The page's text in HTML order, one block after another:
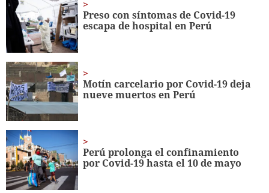
seconds
Preso con síntomas de Covid-19
escapa de hospital en Perú
Motín carcelario por Covid-19 deja
nueve muertos en Perú
Perú prolonga el confinamiento
por Covid-19 hasta el 10 de mayo